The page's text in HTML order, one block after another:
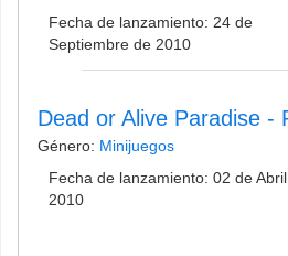
Fecha de lanzamiento: 24 de
Septiembre de 2010
Dead or Alive Paradise -
Género: Minijuegos
Fecha de lanzamiento: 02 de
2010